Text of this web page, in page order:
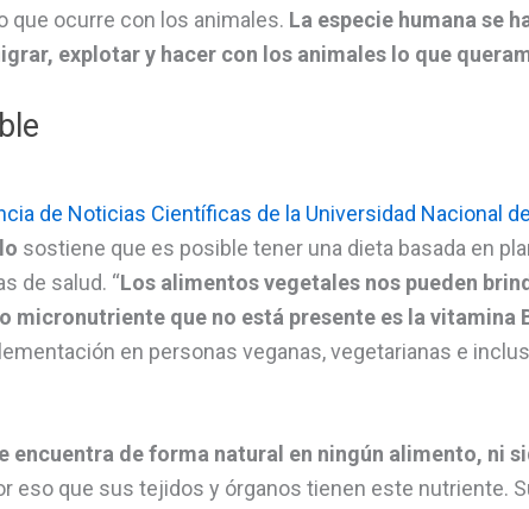
que ocurre con los animales. La especie humana se
explotar y hacer con los animales lo que
de Noticias Científicas de la Universidad Nacional
sostiene que es posible tener una dieta basada en
de salud. “Los alimentos vegetales nos pueden
micronutriente que no está presente es la vitamina
en personas veganas, vegetarianas e
encuentra de forma natural en ningún alimento, ni
eso que sus tejidos y órganos tienen este nutriente.